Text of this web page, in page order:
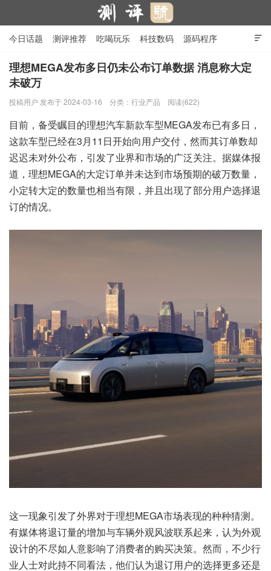
测评号

今日话题 测评推荐 吃喝玩乐 科技数码 源码程序
行业产品 在线投稿 隐私政策
理想MEGA发布多日仍未公布订单数据 消息称大定
未破万
投稿用户 发布于 2024-03-16 分类： 行业产品 阅读(622)
目前，备受瞩目的理想汽车新款车型MEGA发布已有多日，
这款车型已经在3月11日开始向用户交付，然而其订单数却
迟迟未对外公布，引发了业界和市场的广泛关注。据媒体报
道，理想MEGA的大定订单并未达到市场预期的破万数量，
小定转大定的数量也相当有限，并且出现了部分用户选择退
订的情况。
这一现象引发了外界对于理想MEGA市场表现的种种猜测。
有媒体将退订量的增加与车辆外观风波联系起来，认为外观
设计的不尽如人意影响了消费者的购买决策。然而，不少行
业人士对此持不同看法，他们认为退订用户的选择更多还是